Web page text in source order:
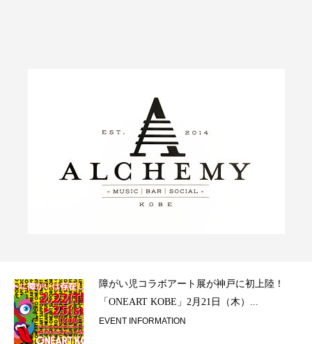
障がい児コラボアート展が神戸に初上陸！
「ONEART KOBE」2月21日（木）...
EVENT INFORMATION